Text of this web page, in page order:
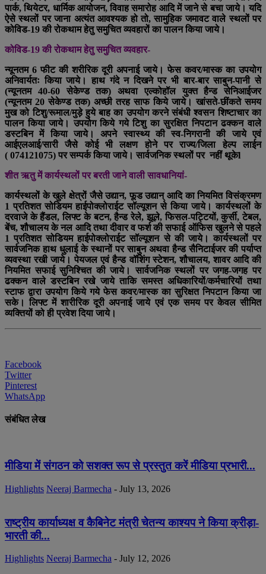
पार्क, थियेटर, धार्मिक आयोजन, विवाह समारोह आदि में जाने से बचा जाये। यदि
ऐसे स्थलों पर जाना अत्यंत आवश्यक हो तो, सामुहिक जमावट वाले स्थलों पर
कोविड-19 की रोकथाम हेतु समुचित व्यवहारों का पालन किया जाये।
कोविड-19 की रोकथाम हेतु समुचित व्यवहार-
न्यूनतम 6 फीट की शरीरिक दूरी अपनाई जाये। फेस कवर/मास्क का उपयोग
अनिवार्यतः किया जाये। हाथ गंदे न दिखने पर भी बार-बार साबुन-पानी से
(न्यूनतम 40-60 सेकेण्ड तक) अथवा एल्कोहॉल युक्त हैन्ड सेनिआईजर
(न्यूनतम 20 सेकेण्ड तक) अच्छी तरह साफ किये जाये। खांसते-छींकते समय
मुख को टिशु/रूमाल/मुड़े हुये बाह का उपयोग करने संबंधी श्वसन शिष्टाचार का
पालन किया जाये। उपयोग किये गये टिशु का सुरक्षित निपटान ढक्कन वाले
डस्टबिन में किया जाये। अपने स्वास्थ्य की स्व-निगरानी की जाये एवं
आईएलआई/सारी जैसे कोई भी लक्षण होने पर राज्य/जिला हेल्प लाईन
( 074121075) पर सम्पर्क किया जाये। सार्वजनिक स्थलों पर नहीं थूकेl
शीत ऋतु में कार्यस्थलों पर बरती जाने वाली सावधानियां-
कार्यस्थलों के खुले क्षेत्रों जैसे उद्यान, फूड उद्यान् आदि का नियमित विसंक्रमण
1 प्रतिशत सोडियम हाईपोक्लोराईट सॉल्यूशन से किया जाये। कार्यस्थलों के
दरवाजे के हैंडल, लिफ्ट के बटन, हैन्ड रेले, झूले, फिसल-पट्टियों, कुर्सी, टेबल,
बेंच, शौचालय के नल आदि तथा दीवार व फर्श की सफाई ऑफिस खुलने से पहले
1 प्रतिशत सोडियम हाईपोक्लोराईट सॉल्यूशन से की जाये। कार्यस्थलों पर
सार्वजनिक हाथ धुलाई के स्थानों पर साबुन अथवा हैन्ड सैनिटाईजर की पर्याप्त
व्यवस्था रखी जाये। पेयजल एवं हैन्ड वॉशिंग स्टेशन, शौचालय, शावर आदि की
नियमित सफाई सुनिश्चित की जाये। सार्वजनिक स्थलों पर जगह-जगह पर
ढक्कन वाले डस्टबिन रखे जाये ताकि समस्त अधिकारियों/कर्मचारियों तथा
स्टाफ द्वारा उपयोग किये गये फेस कवर/मास्क का सुरिक्षत निपटान किया जा
सके। लिफ्ट में शारीरिक दूरी अपनाई जाये एवं एक समय पर केवल सीमित
व्यक्तियों को ही प्रवेश दिया जाये।
Facebook
Twitter
Pinterest
WhatsApp
संबंधित लेख
मीडिया में संगठन को सशक्त रूप से प्रस्तुत करें मीडिया प्रभारी...
Highlights Neeraj Barmecha - July 13, 2026
राष्ट्रीय कार्याध्यक्ष व कैबिनेट मंत्री चेतन्य काश्यप ने किया क्रीड़ा-
भारती की...
Highlights Neeraj Barmecha - July 12, 2026